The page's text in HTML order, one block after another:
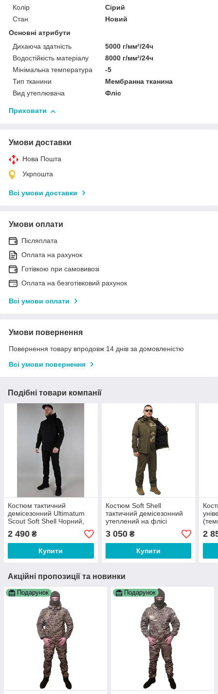
Колір
Сірий
Стан
Новий
Основні атрибути
Дихаюча здатність
5000 г/мм²/24ч
Водостійкість матеріалу
8000 г/мм²/24ч
Мінімальна температура
-5
Тип тканини
Мембранна тканина
Вид утеплювача
Фліс
Приховати
Умови доставки
Нова Пошта
Укрпошта
Всі умови доставки
Умови оплати
Післяплата
Оплата на рахунок
Готівкою при самовивозі
Оплата на безготівковий рахунок
Всі умови оплати
Умови повернення
Повернення товару впродовж 14 днів за домовленістю
Всі умови повернення
Подібні товари компанії
Костюм тактичний
демісезонний Ultimatum
Scout Soft Shell Чорний,
44 46 48 50 52 54 56 58 60
62
2 490 ₴
Купити
Костюм Soft Shell
тактичний демісезонний
утеплений на флісі
(оліва), розмір 46, 48, 50,
52, 54, 56, 58, 60
3 050₴
Купити
56,
2
Акційні пропозиції та новинки
Подарунок Подарунок